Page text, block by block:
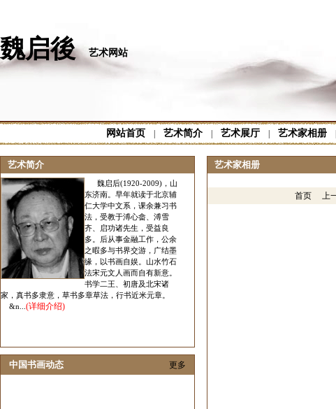
魏启後 艺术网站
网站首页 艺术简介 艺术展厅 艺术家相册
艺术简介
魏启后(1920-2009)，山
东济南。早年就读于北京辅
仁大学中文系，课余兼习书
法，受教于溥心畲、溥雪
齐、启功诸先生，受益良
多。后从事金融工作，公余
之暇多与书界交游，广结墨
缘，以书画自娱。山水竹石
法宋元文人画而自有新意。
书学二王、初唐及北宋诸
家，真书多隶意，草书多章草法，行书近米元章。
&n... (详细介绍)
中国书画动态 更多
艺术家相册
首页 上